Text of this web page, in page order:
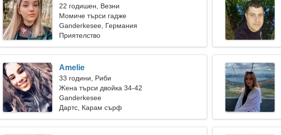
22 годишен, Везни
Момиче търси гадже
Ganderkesee, Германия
Приятелство
Amelie
33 години, Риби
Жена търси двойка 34-42
Ganderkesee
Дартс, Карам сърф